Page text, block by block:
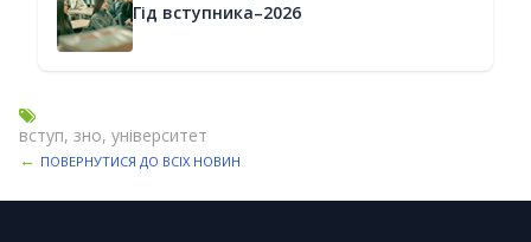
Гід вступника–2026
вступ, зно, університет
← ПОВЕРНУТИСЯ ДО ВСІХ НОВИН